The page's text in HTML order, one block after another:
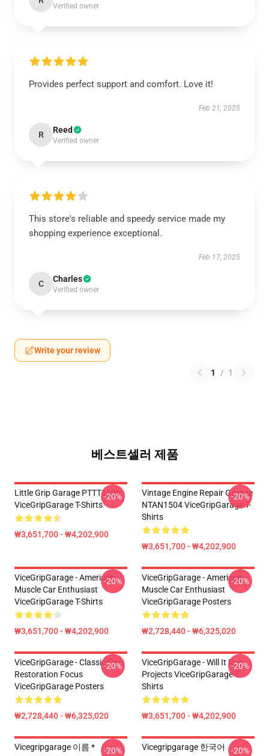
Verified owner
Provides perfect support and comfort. Love it!
Feb 21, 2025
R Reed
Verified owner
This store's reliable and speedy service made my
shopping experience exceptional.
Feb 17, 2025
C Charles
Verified owner
Write your review
1 / 1
베스트셀러 제품
Little Grip Garage PTTT1606
ViceGripGarage T-Shirts
₩3,651,700 - ₩4,202,900
-20%
Vintage Engine Repair Garage
NTAN1504 ViceGripGarage T-
Shirts
₩3,651,700 - ₩4,202,900
-20%
ViceGripGarage - American
Muscle Car Enthusiast
ViceGripGarage T-Shirts
₩3,651,700 - ₩4,202,900
-20%
ViceGripGarage - American
Muscle Car Enthusiast
ViceGripGarage Posters
₩2,728,440 - ₩6,325,020
-20%
ViceGripGarage - Classic Car
Restoration Focus
ViceGripGarage Posters
₩2,728,440 - ₩6,325,020
-20%
ViceGripGarage - Will It Run
Projects ViceGripGarage T-
Shirts
₩3,651,700 - ₩4,202,900
-20%
Vicegripgarage 이름 * -20% Vicegripgarage 한국어 -20%